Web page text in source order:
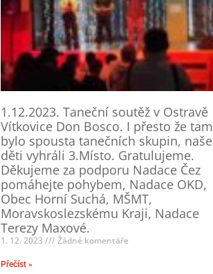
1.12.2023. Taneční soutěž v Ostravě
Vítkovice Don Bosco. I přesto že tam
bylo spousta tanečních skupin, naše
děti vyhráli 3.Místo. Gratulujeme.
Děkujeme za podporu Nadace Čez
pomáhejte pohybem, Nadace OKD,
Obec Horní Suchá, MŠMT,
Moravskoslezskému Kraji, Nadace
Terezy Maxové.
1. 12. 2023 Žádné komentáře
Přečíst »